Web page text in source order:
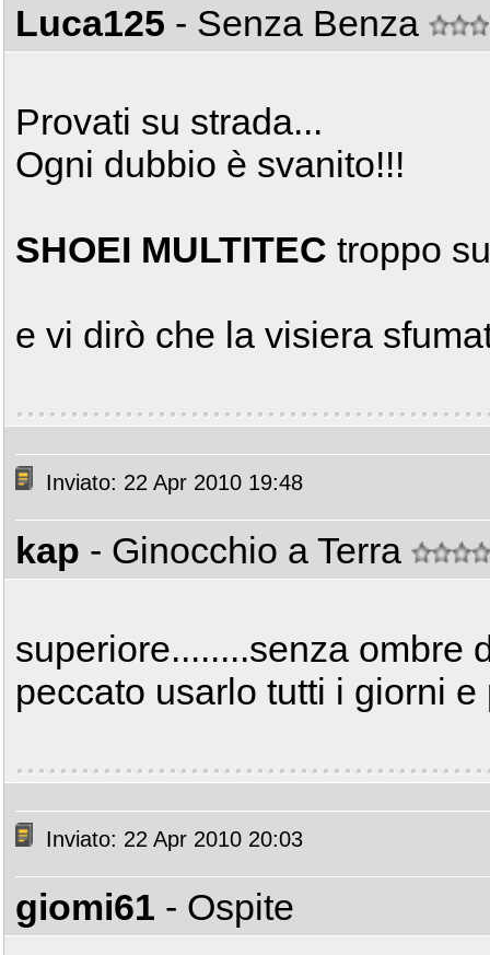
Luca125 - Senza Benza
Provati su strada...
Ogni dubbio è svanito!!!
SHOEI MULTITEC troppo
e vi dirò che la visiera
Inviato: 22 Apr 2010 19:48
kap - Ginocchio a Terra
superiore........senza ombre
peccato usarlo tutti i giorni
Inviato: 22 Apr 2010 20:03
giomi61 - Ospite